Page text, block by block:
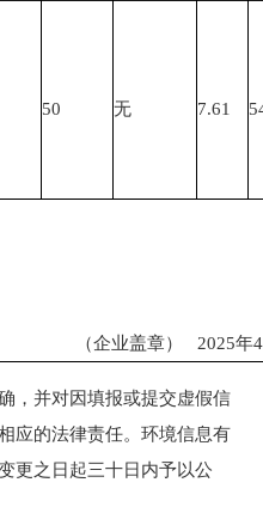
50 无 7.61
（企业盖章） 2025年4
并对因填报或提交虚假信
应的法律责任。环境信息有
更之日起三十日内予以公